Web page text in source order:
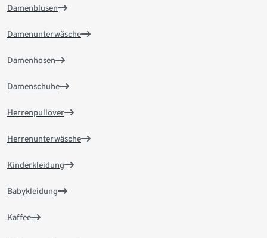
Damenblusen
Damenunterwäsche
Damenhosen
Damenschuhe
Herrenpullover
Herrenunterwäsche
Kinderkleidung
Babykleidung
Kaffee